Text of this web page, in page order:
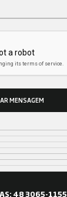
MENSAGEM
48 3065-1155